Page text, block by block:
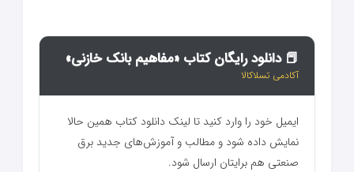
📕 دانلود رایگان کتاب «مفاهیم بانک خازنی»
آکادمی تسلاکالا
ایمیل خود را وارد کنید تا لینک دانلود کتاب همین حالا
نمایش داده شود و مطالب و آموزش‌های جدید برق
صنعتی هم برایتان ارسال شود.